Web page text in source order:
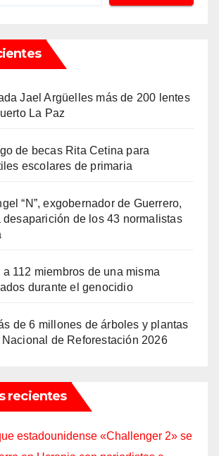
Jael Argüelles más de 200 lentes
La Paz
de becas Rita Cetina para
escolares de primaria
“N”, exgobernador de Guerrero,
de los 43 normalistas
112 miembros de una misma
durante el genocidio
de 6 millones de árboles y plantas
de Reforestación 2026
recientes
estadounidense «Challenger 2» se